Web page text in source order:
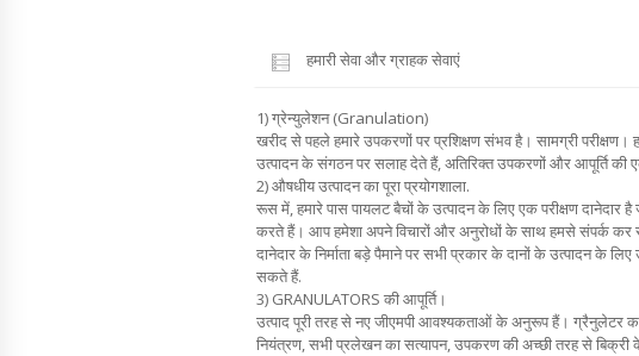
हमारी सेवा और ग्राहक सेवाएं
1) ग्रेन्युलेशन (Granulation)
खरीद से पहले हमारे उपकरणों पर प्रशिक्षण संभव है। सामग्री परीक्षण।
उत्पादन के संगठन पर सलाह देते हैं, अतिरिक्त उपकरणों और आपूर्ति की
2) औषधीय उत्पादन का पूरा प्रयोगशाला.
रूस में, हमारे पास पायलट बैचों के उत्पादन के लिए एक परीक्षण दानेदार है
करते हैं। आप हमेशा अपने विचारों और अनुरोधों के साथ हमसे संपर्क कर
दानेदार के निर्माता बड़े पैमाने पर सभी प्रकार के दानों के उत्पादन के
सकते हैं.
3) GRANULATORS की आपूर्ति।
उत्पाद पूरी तरह से नए जीएमपी आवश्यकताओं के अनुरूप हैं। ग्रैनुलेटर
नियंत्रण, सभी प्रलेखन का सत्यापन, उपकरण की अच्छी तरह से बिक्री